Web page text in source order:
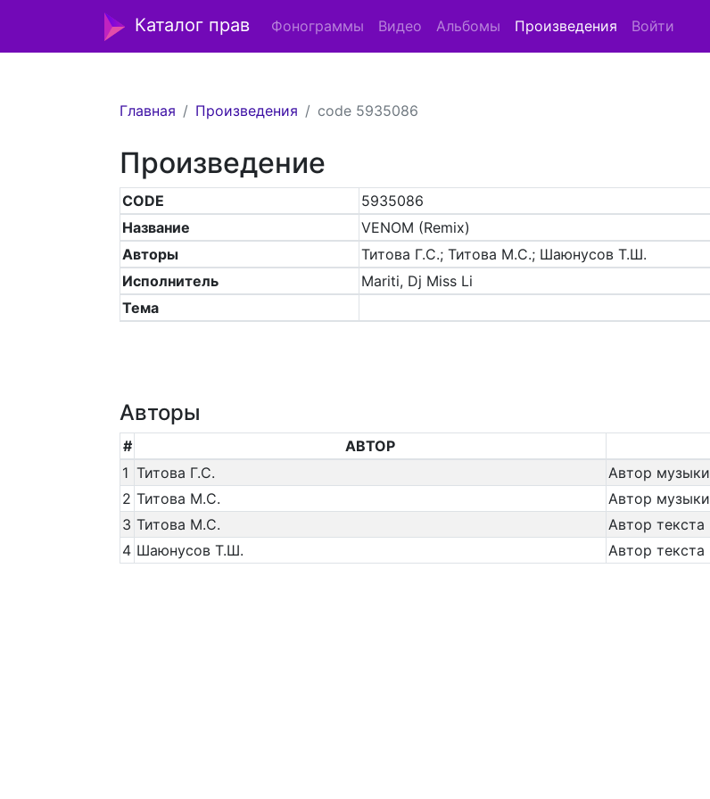
Каталог прав Фонограммы Видео Альбомы Произведения Войти
Главная Произведения code 5935086
Произведение
CODE
5935086
Название
VENOM (Remix)
Авторы
Титова Г.С.; Титова М.С.; Шаюнусов Т.Ш.
Исполнитель
Mariti, Dj Miss Li
Тема
Авторы
# АВТОР
1 Титова Г.С.
Автор музыки
2 Титова М.С.
Автор музыки
3 Титова М.С.
Автор текста
4 Шаюнусов Т.Ш. Автор текста